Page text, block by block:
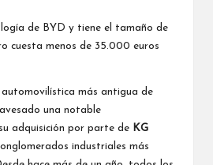
de BYD y tiene el tamaño de
cuesta menos de 35.000 euros
automovilística más antigua de
una notable
adquisición por parte de KG
industriales más